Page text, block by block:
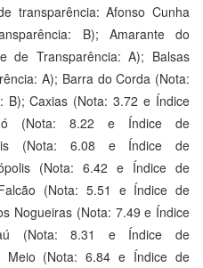
transparência: Afonso Cunha
B); Amarante do
de Transparência: A); Balsas
A); Barra do Corda (Nota:
B); Caxias (Nota: 3.72 e Índice
(Nota: 8.22 e Índice de
(Nota: 6.08 e Índice de
(Nota: 6.42 e Índice de
(Nota: 5.51 e Índice de
Nogueiras (Nota: 7.49 e Índice
(Nota: 8.31 e Índice de
Meio (Nota: 6.84 e Índice de